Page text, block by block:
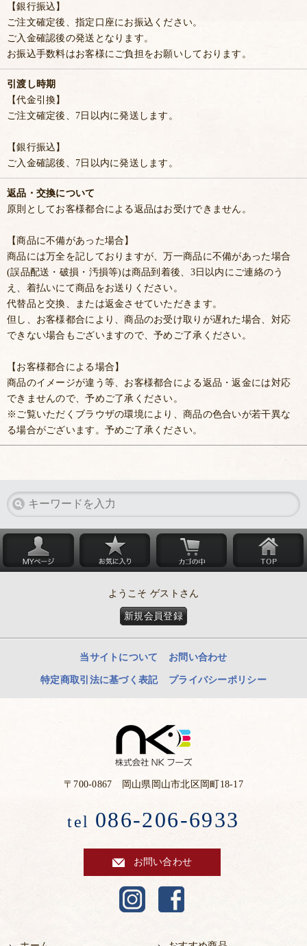
【銀行振込】
ご注文確定後、指定口座にお振込ください。
ご入金確認後の発送となります。
お振込手数料はお客様にご負担をお願いしております。
引渡し時期
【代金引換】
ご注文確定後、7日以内に発送します。
【銀行振込】
ご入金確認後、7日以内に発送します。
返品・交換について
原則としてお客様都合による返品はお受けできません。
【商品に不備があった場合】
商品には万全を記しておりますが、万一商品に不備があった場合
(誤品配送・破損・汚損等)は商品到着後、3日以内にご連絡のう
え、着払いにて商品をお送りください。
代替品と交換、または返金させていただきます。
但し、お客様都合により、商品のお受け取りが遅れた場合、対応
できない場合もございますので、予めご了承ください。
【お客様都合による場合】
商品のイメージが違う等、お客様都合による返品・返金には対応
できませんので、予めご了承ください。
※ご覧いただくブラウザの環境により、商品の色合いが若干異な
る場合がございます。予めご了承ください。
ようこそ ゲストさん
新規会員登録
当サイトについて お問い合わせ
特定商取引法に基づく表記 プライバシーポリシー
〒700-0867 岡山県岡山市北区岡町18-17
tel 086-206-6933
お問い合わせ